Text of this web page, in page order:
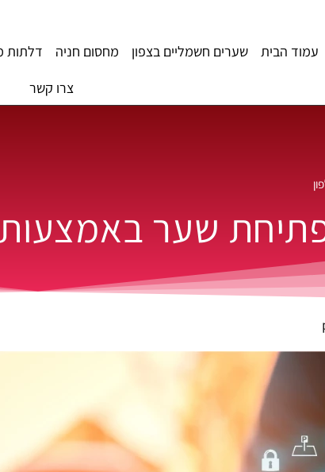
עמוד הבית שערים חשמליים בצפון מחסום חניה דלתות
צרו קשר
שער באמצעות